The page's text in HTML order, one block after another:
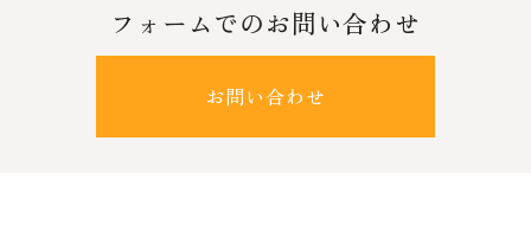
フォームでのお問い合わせ
お問い合わせ